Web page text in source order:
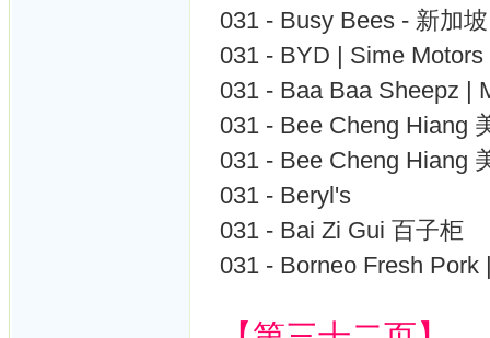
031 - Busy Bees - 新加坡
031 - BYD | Sime
031 - Baa Baa Sheepz |
031 - Bee Cheng Hiang
031 - Bee Cheng Hiang
031 - Beryl's
031 - Bai Zi Gui 百子柜
031 - Borneo Fresh